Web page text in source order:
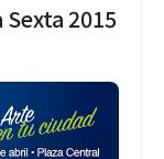
2015